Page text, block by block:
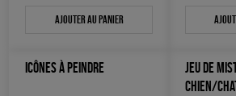
TOUT
Ajouter au panier
ICÔNES À PEINDRE
JEU DE
CHIEN/